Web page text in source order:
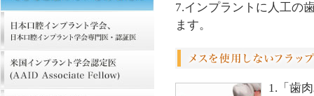
7.インプラントに人工の
ます。
1.「歯